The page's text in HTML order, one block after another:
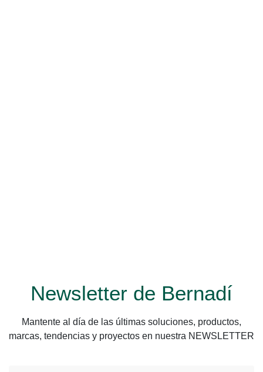
Newsletter de Bernadí
Mantente al día de las últimas soluciones, productos,
marcas, tendencias y proyectos en nuestra NEWSLETTER